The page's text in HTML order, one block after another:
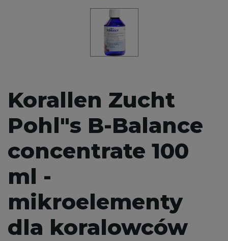
Korallen Zucht
Pohl"s B-Balance
concentrate 100
ml -
mikroelementy
dla koralowców